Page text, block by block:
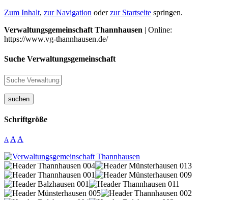
Zum Inhalt, zur Navigation oderzur Startseite springen.
Verwaltungsgemeinschaft Thannhausen | Online:
https://www.vg-thannhausen.de/
Suche Verwaltungsgemeinschaft
suchen
Schriftgröße
A A A